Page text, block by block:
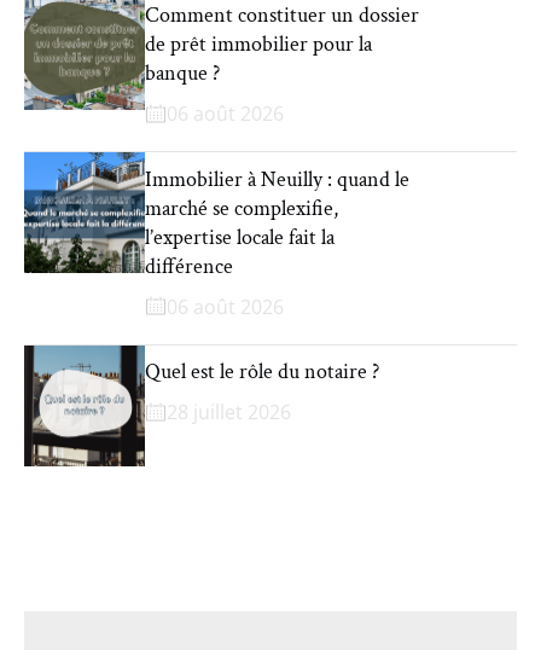
Comment constituer un dossier
de prêt immobilier pour la
banque ?
06 août 2026
Immobilier à Neuilly : quand le
marché se complexifie,
l’expertise locale fait la
différence
06 août 2026
Quel est le rôle du notaire ?
28 juillet 2026